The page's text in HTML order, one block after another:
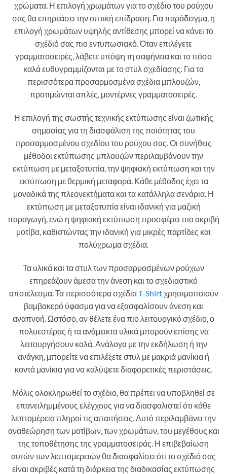
χρώματα. Η επιλογή χρωμάτων για το σχέδιο του ρούχου
σας θα επηρεάσει την οπτική επίδραση. Για παράδειγμα, η
επιλογή χρωμάτων υψηλής αντίθεσης μπορεί να κάνει το
σχέδιό σας πιο εντυπωσιακό. Όταν επιλέγετε
γραμματοσειρές, λάβετε υπόψη τη σαφήνεια και το πόσο
καλά ευθυγραμμίζονται με το στυλ σχεδίασης. Για τα
περισσότερα προσαρμοσμένα σχέδια μπλουζών,
προτιμώνται απλές, μοντέρνες γραμματοσειρές.
Η επιλογή της σωστής τεχνικής εκτύπωσης είναι ζωτικής
σημασίας για τη διασφάλιση της ποιότητας του
προσαρμοσμένου σχεδίου του ρούχου σας. Οι συνήθεις
μέθοδοι εκτύπωσης μπλουζών περιλαμβάνουν την
εκτύπωση με μεταξοτυπία, την ψηφιακή εκτύπωση και την
εκτύπωση με θερμική μεταφορά. Κάθε μέθοδος έχει τα
μοναδικά της πλεονεκτήματα και τα κατάλληλα σενάρια. Η
εκτύπωση με μεταξοτυπία είναι ιδανική για μαζική
παραγωγή, ενώ η ψηφιακή εκτύπωση προσφέρει πιο ακριβή
μοτίβα, καθιστώντας την ιδανική για μικρές παρτίδες και
πολύχρωμα σχέδια.
Τα υλικά και τα στυλ των προσαρμοσμένων ρούχων
επηρεάζουν άμεσα την άνεση και το σχεδιαστικό
αποτέλεσμα. Τα περισσότερα σχέδιαT-Shirtχρησιμοποιούν
βαμβακερό ύφασμα για να εξασφαλίσουν άνεση και
αναπνοή. Ωστόσο, αν θέλετε ένα πιο λειτουργικό σχέδιο, ο
πολυεστέρας ή τα ανάμεικτα υλικά μπορούν επίσης να
λειτουργήσουν καλά. Ανάλογα με την εκδήλωση ή την
ανάγκη, μπορείτε να επιλέξετε στυλ με μακριά μανίκια ή
κοντά μανίκια για να καλύψετε διαφορετικές περιστάσεις.
Μόλις ολοκληρωθεί το σχέδιο, θα πρέπει να υποβληθεί σε
επανειλημμένους ελέγχους για να διασφαλιστεί ότι κάθε
λεπτομέρεια πληροί τις απαιτήσεις. Αυτό περιλαμβάνει την
αναθεώρηση των μοτίβων, των χρωμάτων, του μεγέθους και
της τοποθέτησης της γραμματοσειράς. Η επιβεβαίωση
αυτών των λεπτομερειών θα διασφαλίσει ότι το σχέδιό σας
είναι ακριβές κατά τη διάρκεια της διαδικασίας εκτύπωσης